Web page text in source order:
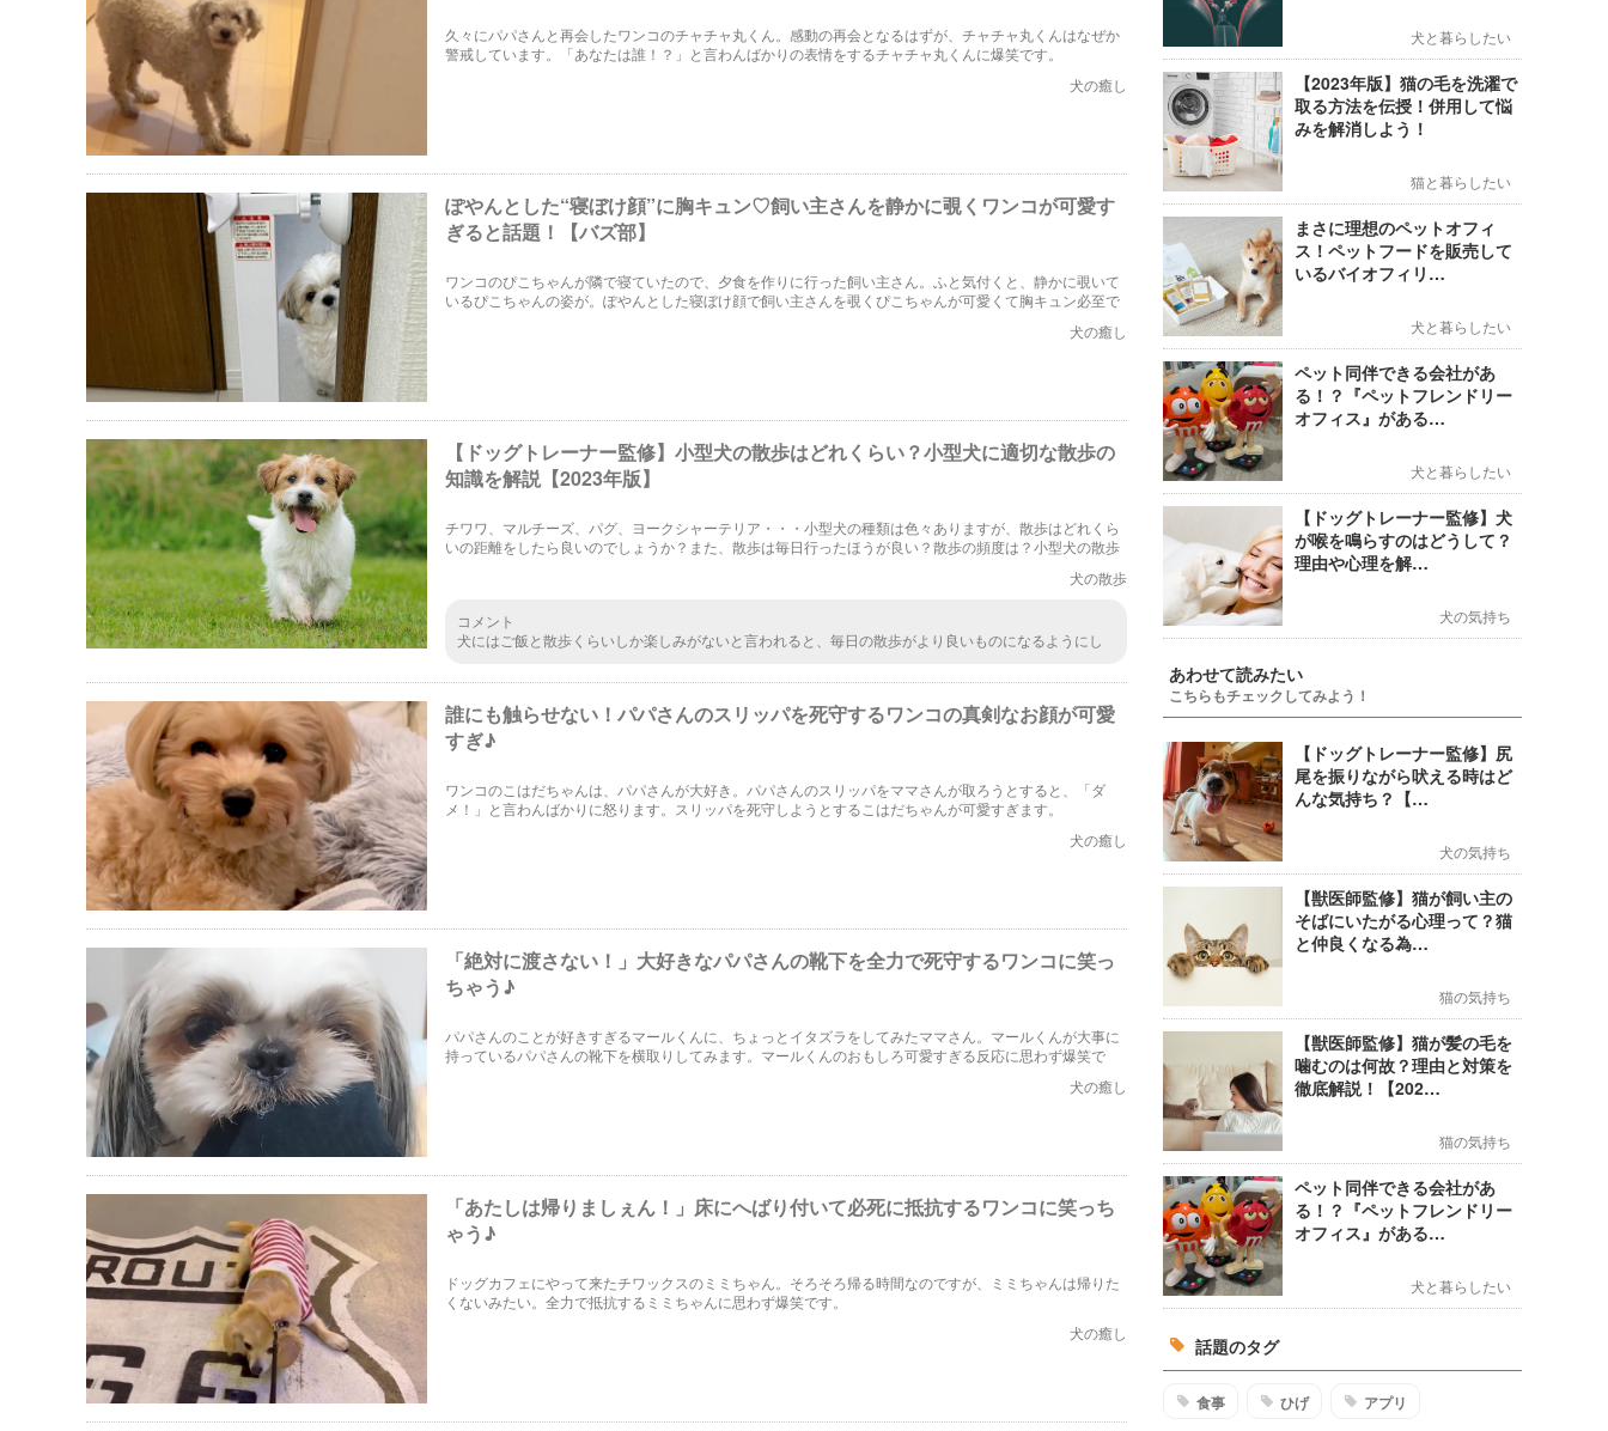
久々にパパさんと再会したワンコのチャチャ丸くん。感動の再会となるはずが、チャチャ丸くんはなぜか
警戒しています。「あなたは誰！？」と言わんばかりの表情をするチャチャ丸くんに爆笑です。
犬の癒し
ぽやんとした“寝ぼけ顔”に胸キュン♡飼い主さんを静かに覗くワンコが可愛す
ぎると話題！【バズ部】
ワンコのぴこちゃんが隣で寝ていたので、夕食を作りに行った飼い主さん。ふと気付くと、静かに覗いて
いるぴこちゃんの姿が。ぽやんとした寝ぼけ顔で飼い主さんを覗くぴこちゃんが可愛くて胸キュン必至で
犬の癒し
【ドッグトレーナー監修】小型犬の散歩はどれくらい？小型犬に適切な散歩の
知識を解説【2023年版】
チワワ、マルチーズ、パグ、ヨークシャーテリア・・・小型犬の種類は色々ありますが、散歩はどれくら
いの距離をしたら良いのでしょうか？また、散歩は毎日行ったほうが良い？散歩の頻度は？小型犬の散歩
犬の散歩
コメント
犬にはご飯と散歩くらいしか楽しみがないと言われると、毎日の散歩がより良いものになるようにし
が楽しいんですもんね。
誰にも触らせない！パパさんのスリッパを死守するワンコの真剣なお顔が可愛
すぎ♪
ワンコのこはだちゃんは、パパさんが大好き。パパさんのスリッパをママさんが取ろうとすると、「ダ
メ！」と言わんばかりに怒ります。スリッパを死守しようとするこはだちゃんが可愛すぎます。
犬の癒し
「絶対に渡さない！」大好きなパパさんの靴下を全力で死守するワンコに笑っ
ちゃう♪
パパさんのことが好きすぎるマールくんに、ちょっとイタズラをしてみたママさん。マールくんが大事に
持っているパパさんの靴下を横取りしてみます。マールくんのおもしろ可愛すぎる反応に思わず爆笑で
犬の癒し
「あたしは帰りましぇん！」床にへばり付いて必死に抵抗するワンコに笑っち
ゃう♪
ドッグカフェにやって来たチワックスのミミちゃん。そろそろ帰る時間なのですが、ミミちゃんは帰りた
くないみたい。全力で抵抗するミミちゃんに思わず爆笑です。
犬の癒し
犬と暮らしたい
【2023年版】猫の毛を洗濯で
取る方法を伝授！併用して悩
みを解消しよう！
猫と暮らしたい
まさに理想のペットオフィ
ス！ペットフードを販売して
いるバイオフィリ…
犬と暮らしたい
ペット同伴できる会社があ
る！？『ペットフレンドリー
オフィス』がある…
犬と暮らしたい
【ドッグトレーナー監修】犬
が喉を鳴らすのはどうして？
理由や心理を解…
犬の気持ち
あわせて読みたい
こちらもチェックしてみよう！
【ドッグトレーナー監修】尻
尾を振りながら吠える時はど
んな気持ち？【…
犬の気持ち
【獣医師監修】猫が飼い主の
そばにいたがる心理って？猫
と仲良くなる為…
猫の気持ち
【獣医師監修】猫が髪の毛を
噛むのは何故？理由と対策を
徹底解説！【202…
猫の気持ち
ペット同伴できる会社があ
る！？『ペットフレンドリー
オフィス』がある…
犬と暮らしたい
話題のタグ
食事 ひげ アプリ